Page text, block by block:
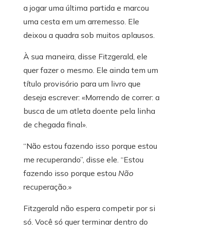
a jogar uma última partida e marcou
uma cesta em um arremesso. Ele
deixou a quadra sob muitos aplausos.
À sua maneira, disse Fitzgerald, ele
quer fazer o mesmo. Ele ainda tem um
título provisório para um livro que
deseja escrever: «Morrendo de correr: a
busca de um atleta doente pela linha
de chegada final».
“Não estou fazendo isso porque estou
me recuperando”, disse ele. “Estou
fazendo isso porque estou Não
recuperação.»
Fitzgerald não espera competir por si
só. Você só quer terminar dentro do